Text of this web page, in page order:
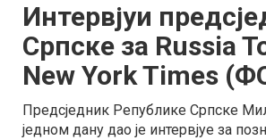
Интервјуи
Српске за Russia
New York Times
Предсједник Републике Српске
једном дану дао је интервјуе за